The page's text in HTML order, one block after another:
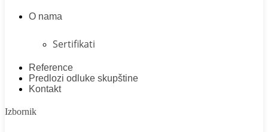
O nama
Sertifikati
Reference
Predlozi odluke skupštine
Kontakt
Izbornik